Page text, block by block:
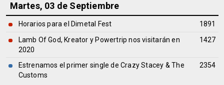
Martes, 03 de Septiembre
Horarios para el Dimetal Fest
1891
Lamb Of God, Kreator y Powertrip nos visitarán en
2020
1427
Estrenamos el primer single de Crazy Stacey & The
Customs
2354